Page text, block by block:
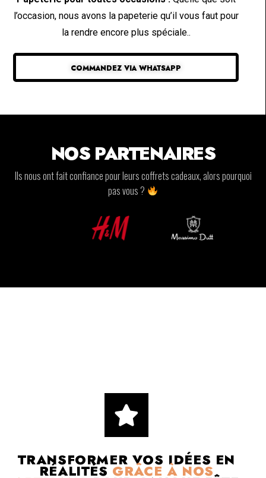
l’occasion, nous avons la papeterie qu’il vous faut pour
la rendre encore plus spéciale..
COMMANDEZ VIA WHATSAPP
NOS PARTENAIRES
Ils nous ont fait confiance pour leurs coffrets cadeaux, alors pourquoi
pas vous ?
TRANSFORMER VOS IDÉES EN
RÉALITÉSGRÂCE À NOS